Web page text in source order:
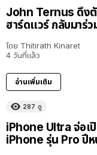
John Ternus ดึง
ฮาร์ดแวร์ กลับมาร่
โดย Thitirath Kinaret
4 วันที่แล้ว
อ่านเพิ่มเติม
287 ดู
iPhone Ultra จ่อเ
iPhone รุ่น Pro ปีห